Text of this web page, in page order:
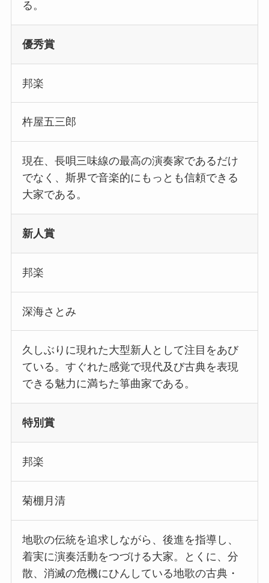
る。
優秀賞
邦楽
杵屋五三郎
現在、長唄三味線の最高の演奏家であるだけ
でなく、斯界で音楽的にもっとも信頼できる
大家である。
新人賞
邦楽
深海さとみ
久しぶりに現れた大型新人として注目をあび
ている。すぐれた感覚で現代及び古典を表現
できる魅力に満ちた箏曲家である。
特別賞
邦楽
菊棚月清
地歌の伝統を追求しながら、後進を指導し、
着実に演奏活動をつづける大家。とくに、分
散、消滅の危機にひんしている地歌の古典・